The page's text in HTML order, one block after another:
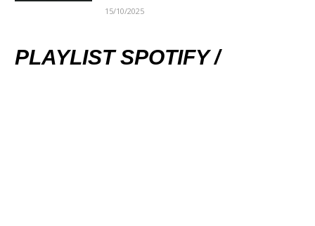
15/10/2025
PLAYLIST SPOTIFY /